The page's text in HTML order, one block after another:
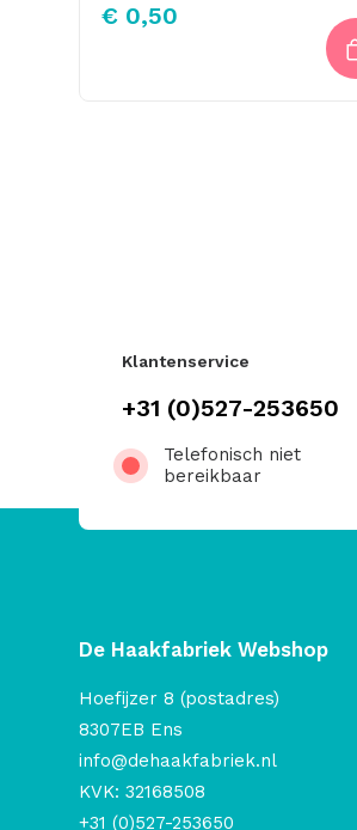
€ 0,50
Klantenservice
+31 (0)527-253650
Telefonisch niet
bereikbaar
De Haakfabriek Webshop
Hoefijzer 8 (postadres)
8307EB Ens
info@dehaakfabriek.nl
KVK: 32168508
+31 (0)527-253650